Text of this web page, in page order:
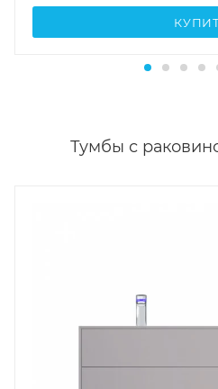
Тумбы с